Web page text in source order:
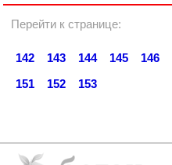
Перейти к странице:
142 143 144 145 146
151
152 153